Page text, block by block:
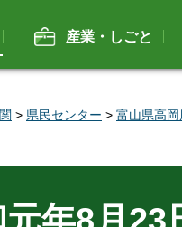
産業・しごと
> 県民センター > 富山県高